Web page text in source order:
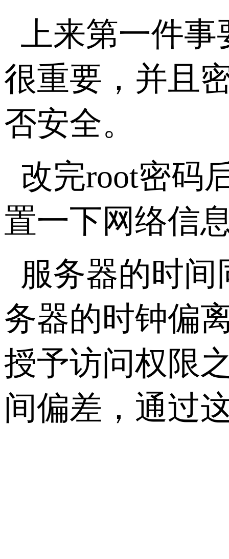
上来第一件事
很重要，并且
否安全。
改完root密码
置一下网络信
服务器的时
务器的时钟偏
授予访问权限
间偏差，通过